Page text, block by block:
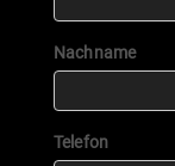
Nachname
Telefon